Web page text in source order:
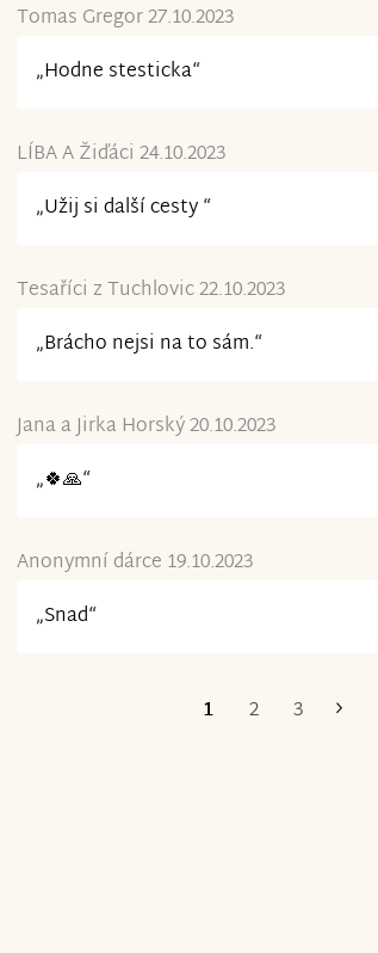
Tomas Gregor 27.10.2023
„Hodne stesticka“
LÍBA A Žiďáci 24.10.2023
„Užij si další cesty “
Tesaříci z Tuchlovic 22.10.2023
„Brácho nejsi na to sám.“
Jana a Jirka Horský 20.10.2023
„🍀🙏“
Anonymní dárce 19.10.2023
„Snad“
1 2 3